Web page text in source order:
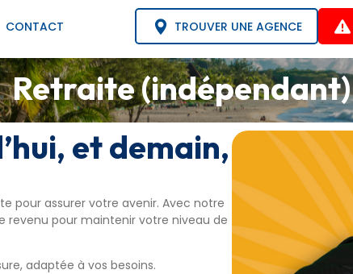
CONTACT TROUVER UNE AGENCE
Retraite (indépendant)
et demain,
pour assurer votre avenir. Avec notre
revenu pour maintenir votre niveau de
adaptée à vos besoins.